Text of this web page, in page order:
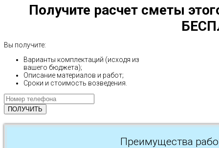
Получите расчет сметы
Вы получите:
Варианты комплектаций (исходя из
вашего бюджета);
Описание материалов и работ;
Сроки и стоимость возведения.
Преимущества